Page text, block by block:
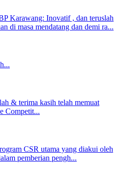
Karawang: Inovatif , dan teruslah
di masa mendatang dan demi ra...
& terima kasih telah memuat
Competit...
CSR utama yang diakui oleh
pemberian pengh...